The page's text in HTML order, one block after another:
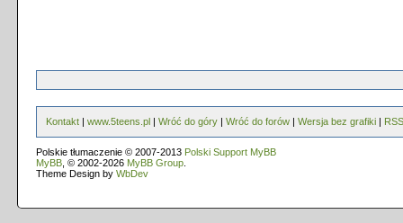
Kontakt | www.5teens.pl | Wróć do góry | Wróć do forów | Wersja bez grafiki | RSS
Polskie tłumaczenie © 2007-2013 Polski Support MyBB
MyBB , © 2002-2026 MyBB Group
Theme Design by WbDev